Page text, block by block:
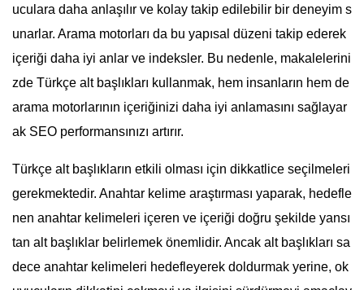
uculara daha anlaşılır ve kolay takip edilebilir bir deneyim s
unarlar. Arama motorları da bu yapısal düzeni takip ederek
içeriği daha iyi anlar ve indeksler. Bu nedenle, makalelerini
zde Türkçe alt başlıkları kullanmak, hem insanların hem de
arama motorlarının içeriğinizi daha iyi anlamasını sağlayar
ak SEO performansınızı artırır.
Türkçe alt başlıkların etkili olması için dikkatlice seçilmeleri
gerekmektedir. Anahtar kelime araştırması yaparak, hedefle
nen anahtar kelimeleri içeren ve içeriği doğru şekilde yansı
tan alt başlıklar belirlemek önemlidir. Ancak alt başlıkları sa
dece anahtar kelimeleri hedefleyerek doldurmak yerine, ok